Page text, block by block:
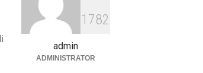
arrivano i pagamenti PAC, la
soddisfazione del Ministro
ambiente
1782
admin
ADMINISTRATOR